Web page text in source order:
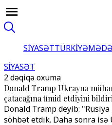
SİYASƏTTÜRKİYƏ
SİYASƏT
2 dəqiqə oxuma
Donald Tramp Ukrayna
çatacağına ümid etdiyini
Donald Tramp deyib:
söhbət etdik. Daha sonra